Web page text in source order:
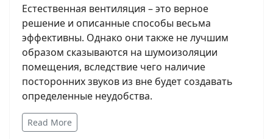
Естественная вентиляция – это верное
решение и описанные способы весьма
эффективны. Однако они также не лучшим
образом сказываются на шумоизоляции
помещения, вследствие чего наличие
посторонних звуков из вне будет создавать
определенные неудобства.
Read More